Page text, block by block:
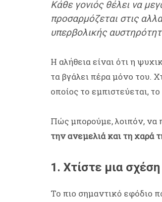
Κάθε γονιός θέλει να
προσαρμόζεται στις
υπερβολικής
Η αλήθεια είναι ότι η
τα βγάλει πέρα μόνο του.
οποίος το εμπιστεύεται,
Πώς μπορούμε, λοιπόν, να
την ανεμελιά και τη χαρά
1. Χτίστε μια
Το πιο σημαντικό εφόδιο